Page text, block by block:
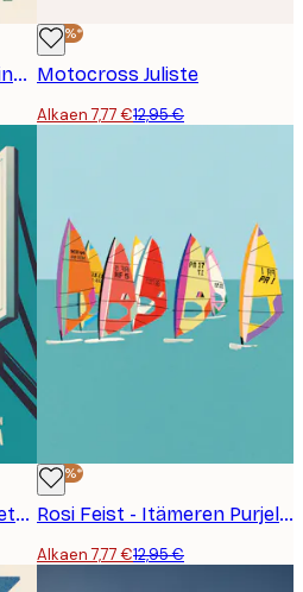
Daniel Coulmann - Klassinen Jalkapallokenttä Juliste
-40%*
Motocross Juliste
Alkaen 7,77 €12,95 €
Andreas Magnusson - Retro Koripallokori Juliste
-40%*
Rosi Feist - Itämeren Purjelautailu Juliste
Alkaen 7,77 €12,95 €